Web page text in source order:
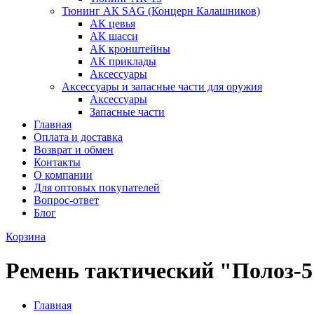
Тюнинг АК SAG (Концерн Калашников)
АК цевья
АК шасси
АК кронштейны
АК приклады
Аксессуары
Аксессуары и запасные части для оружия
Аксессуары
Запасные части
Главная
Оплата и доставка
Возврат и обмен
Контакты
О компании
Для оптовых покупателей
Вопрос-ответ
Блог
Корзина
Ремень тактический "Полоз-
Главная